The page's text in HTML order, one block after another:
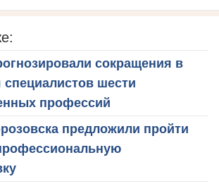
сокращения в
специалистов шести
профессий
предложили пройти